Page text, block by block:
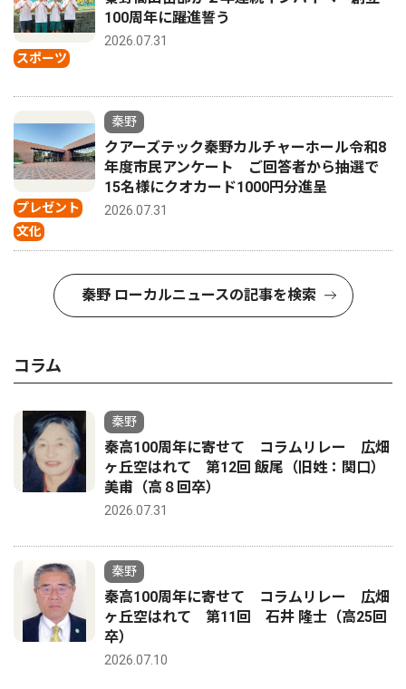
スポーツ
100周年に躍進誓う
2026.07.31
プレゼント
文化
秦野
クアーズテック秦野カルチャーホール令和8
年度市民アンケート ご回答者から抽選で
15名様にクオカード1000円分進呈
2026.07.31
秦野 ローカルニュースの記事を検索
コラム
秦野
秦高100周年に寄せて コラムリレー 広畑
ヶ丘空はれて 第12回 飯尾（旧姓：関口）
美甫（高８回卒）
2026.07.31
秦野
秦高100周年に寄せて コラムリレー 広畑
ヶ丘空はれて 第11回 石井 隆士（高25回
卒）
2026.07.10